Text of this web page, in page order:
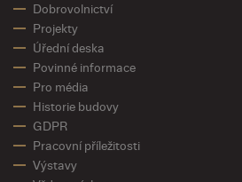
Dobrovolnictví
Projekty
Úřední deska
Povinné informace
Pro média
Historie budovy
GDPR
Pracovní příležitosti
Výstavy